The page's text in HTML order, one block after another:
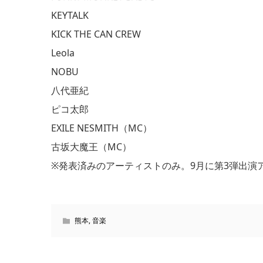
KEYTALK
KICK THE CAN CREW
Leola
NOBU
八代亜紀
ピコ太郎
EXILE NESMITH（MC）
古坂大魔王（MC）
※発表済みのアーティストのみ。9月に第3弾出演
熊本,音楽